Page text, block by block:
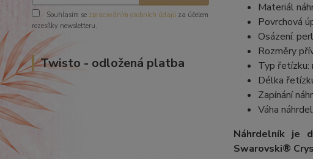
Souhlasím se zpracováním osobních údajů za účelem
rozesílky newsletteru.
Twisto - odložená platba
Materiál
Povrchová
Osázení:
Rozměry
Typ řetízku:
Délka
Zapínání
Váha
Náhrdelník je
Swarovski®